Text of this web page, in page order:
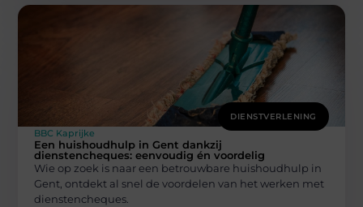
DIENSTVERLENING
BBC Kaprijke
Een huishoudhulp in Gent dankzij
dienstencheques: eenvoudig én voordelig
Wie op zoek is naar een betrouwbare huishoudhulp in
Gent, ontdekt al snel de voordelen van het werken met
dienstencheques.